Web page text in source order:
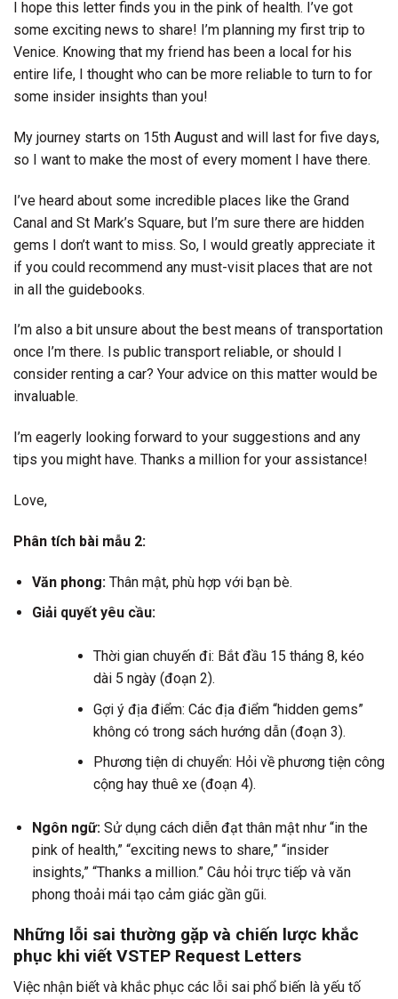
I hope this letter finds you in the pink of health. I’ve got
some exciting news to share! I’m planning my first trip to
Venice. Knowing that my friend has been a local for his
entire life, I thought who can be more reliable to turn to for
some insider insights than you!
My journey starts on 15th August and will last for five days,
so I want to make the most of every moment I have there.
I’ve heard about some incredible places like the Grand
Canal and St Mark’s Square, but I’m sure there are hidden
gems I don’t want to miss. So, I would greatly appreciate it
if you could recommend any must-visit places that are not
in all the guidebooks.
I’m also a bit unsure about the best means of transportation
once I’m there. Is public transport reliable, or should I
consider renting a car? Your advice on this matter would be
invaluable.
I’m eagerly looking forward to your suggestions and any
tips you might have. Thanks a million for your assistance!
Love,
Phân tích bài mẫu 2:
Văn phong:Thân mật, phù hợp với bạn bè.
Giải quyết yêu cầu:
Thời gian chuyến đi: Bắt đầu 15 tháng 8, kéo
dài 5 ngày (đoạn 2).
Gợi ý địa điểm: Các địa điểm “hidden gems”
không có trong sách hướng dẫn (đoạn 3).
Phương tiện di chuyển: Hỏi về phương tiện công
cộng hay thuê xe (đoạn 4).
Ngôn ngữ:Sử dụng cách diễn đạt thân mật như “in the
pink of health,” “exciting news to share,” “insider
insights,” “Thanks a million.” Câu hỏi trực tiếp và văn
phong thoải mái tạo cảm giác gần gũi.
Những lỗi sai thường gặp và chiến lược khắc
phục khi viết VSTEP Request Letters
Việc nhận biết và khắc phục các lỗi sai phổ biến là yếu tố